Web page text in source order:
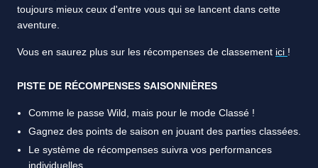
toujours mieux ceux d'entre vous qui se lancent dans cette
aventure.
Vous en saurez plus sur les récompenses de classement ici !
PISTE DE RÉCOMPENSES SAISONNIÈRES
Comme le passe Wild, mais pour le mode Classé !
Gagnez des points de saison en jouant des parties classées.
Le système de récompenses suivra vos performances
individuelles.